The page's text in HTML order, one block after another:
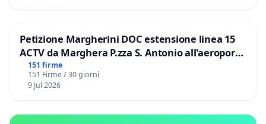
Petizione Margherini DOC estensione linea 15
ACTV da Marghera P.zza S. Antonio all'aeroporto
Marco Polo tariffa a € 1,50
151 firme
151 Firme / 30 giorni
9 Jul 2026